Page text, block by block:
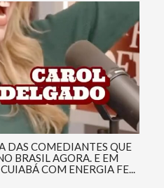
DAS COMEDIANTES QUE
BRASIL AGORA. E EM
COM ENERGIA FE...